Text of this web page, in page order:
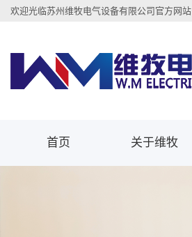
欢迎光临苏州维牧电气设备有限公司官方网站
首页 关于维牧